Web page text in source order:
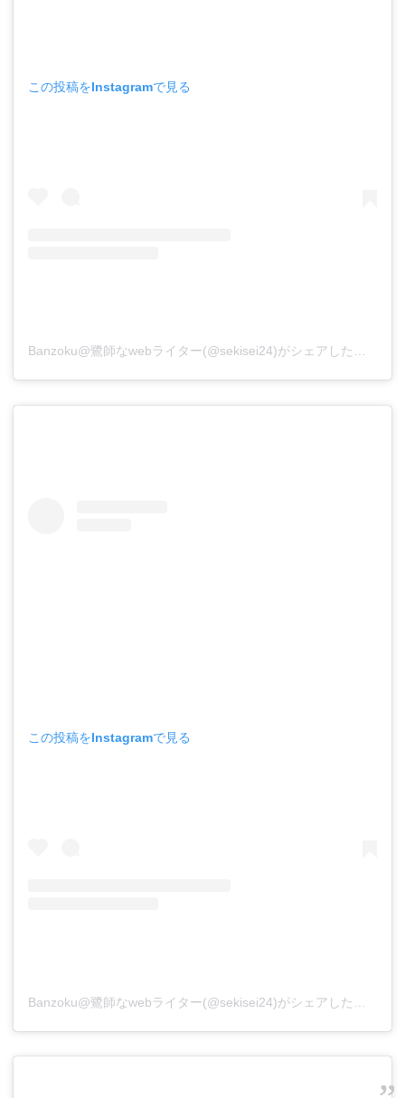
この投稿をInstagramで見る
Banzoku@鷺師なwebライター(@sekisei24)がシェアした投稿
この投稿をInstagramで見る